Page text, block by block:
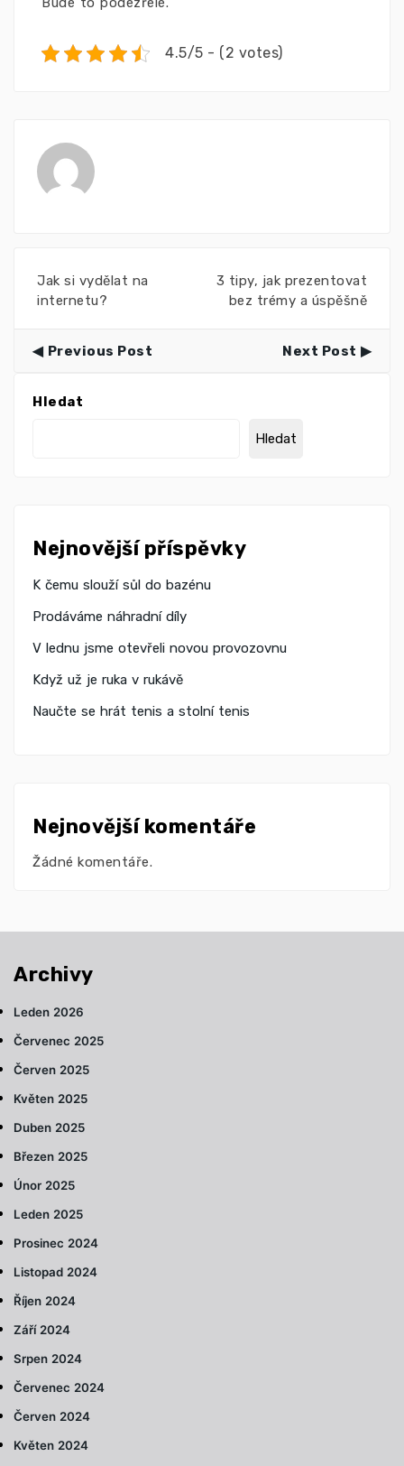
4.5/5 - (2 votes)
Jak si vydělat na
internetu?
3 tipy, jak prezentovat
bez trémy a úspěšně
Previous Post Next Post
Hledat
Hledat
Nejnovější příspěvky
K čemu slouží sůl do bazénu
Prodáváme náhradní díly
V lednu jsme otevřeli novou provozovnu
Když už je ruka v rukávě
Naučte se hrát tenis a stolní tenis
Nejnovější komentáře
Žádné komentáře.
Archivy
Leden 2026
Červenec 2025
Červen 2025
Květen 2025
Duben 2025
Březen 2025
Únor 2025
Leden 2025
Prosinec 2024
Listopad 2024
Říjen 2024
Září 2024
Srpen 2024
Červenec 2024
Červen 2024
Květen 2024